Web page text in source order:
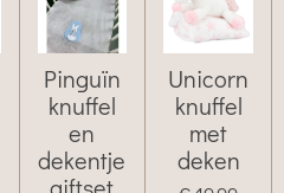
Pinguïn
knuffel
en
dekentje
Unicorn
knuffel
met
deken